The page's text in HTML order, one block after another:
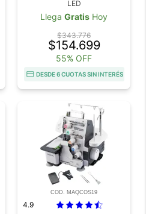
LED
Llega Gratis Hoy
$343.776
$154.699
55% OFF
DESDE 6 CUOTAS SIN INTERÉS
COD. MAQCOS19
4.9